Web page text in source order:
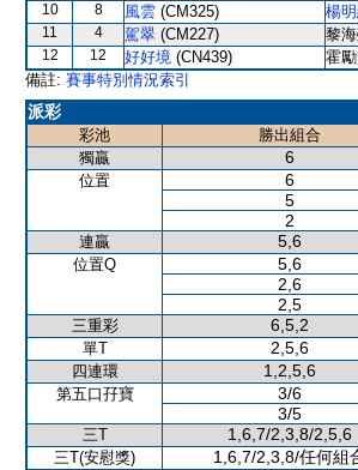
10
8 風雲 (CM325) 楊
11
4 駕翠 (CM227) 黎
12
12 好好境 (CN439) 霍
備註: 賽事特別情況索引
派彩
彩池 勝出組合
獨贏
6
位置 6
5
2
連贏 5,6
位置Q 5,6
2,6
2,5
三重彩 6,5,2
單T 2,5,6
四連環 1,2,5,6
第五口孖寶 3/6
3/5
三T 1,6,7/2,3,8/2,5,6
三T(安慰獎) 1,6,7/2,3,8/任何組